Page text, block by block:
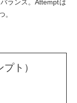
ランス。Attemptは
。
ト）